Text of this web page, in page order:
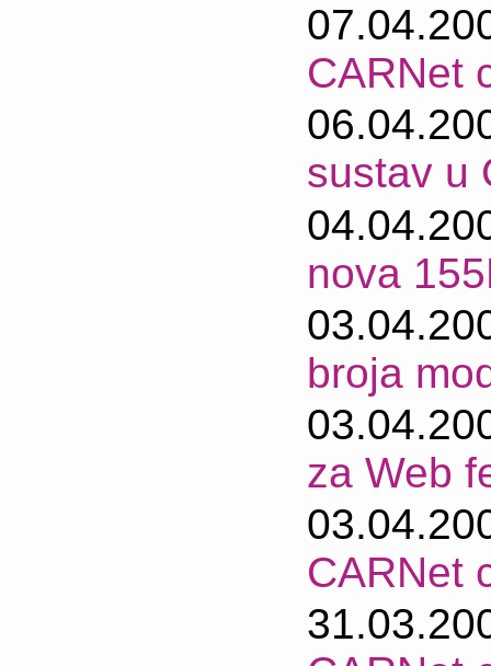
CARNet
sustav u
nova
broja
za Web
CARNet